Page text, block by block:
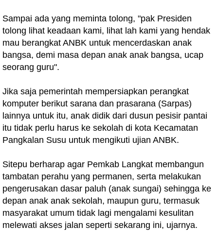
Sampai ada yang meminta tolong, "pak Presiden
tolong lihat keadaan kami, lihat lah kami yang hendak
mau berangkat ANBK untuk mencerdaskan anak
bangsa, demi masa depan anak anak bangsa, ucap
seorang guru".
Jika saja pemerintah mempersiapkan perangkat
komputer berikut sarana dan prasarana (Sarpas)
lainnya untuk itu, anak didik dari dusun pesisir pantai
itu tidak perlu harus ke sekolah di kota Kecamatan
Pangkalan Susu untuk mengikuti ujian ANBK.
Sitepu berharap agar Pemkab Langkat membangun
tambatan perahu yang permanen, serta melakukan
pengerusakan dasar paluh (anak sungai) sehingga ke
depan anak anak sekolah, maupun guru, termasuk
masyarakat umum tidak lagi mengalami kesulitan
melewati akses jalan seperti sekarang ini, ujarnya.